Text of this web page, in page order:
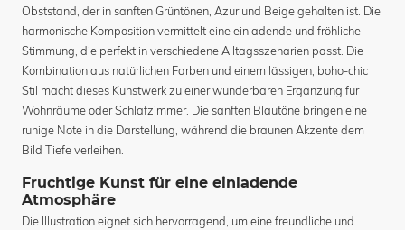
Obststand, der in sanften Grüntönen, Azur und Beige gehalten ist. Die
harmonische Komposition vermittelt eine einladende und fröhliche
Stimmung, die perfekt in verschiedene Alltagsszenarien passt. Die
Kombination aus natürlichen Farben und einem lässigen, boho-chic
Stil macht dieses Kunstwerk zu einer wunderbaren Ergänzung für
Wohnräume oder Schlafzimmer. Die sanften Blautöne bringen eine
ruhige Note in die Darstellung, während die braunen Akzente dem
Bild Tiefe verleihen.
Fruchtige Kunst für eine einladende
Atmosphäre
Die Illustration eignet sich hervorragend, um eine freundliche und